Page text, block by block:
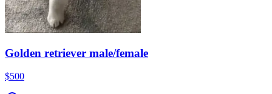
Golden retriever male/female
$500